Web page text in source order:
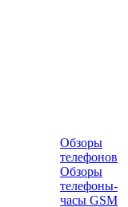
Обзоры
телефонов
Обзоры
телефоны-
часы GSM